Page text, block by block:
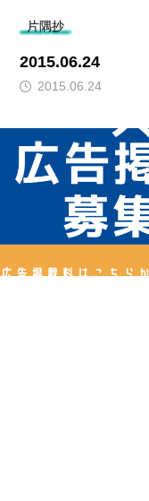
片隅抄
2015.06.24
2015.06.24